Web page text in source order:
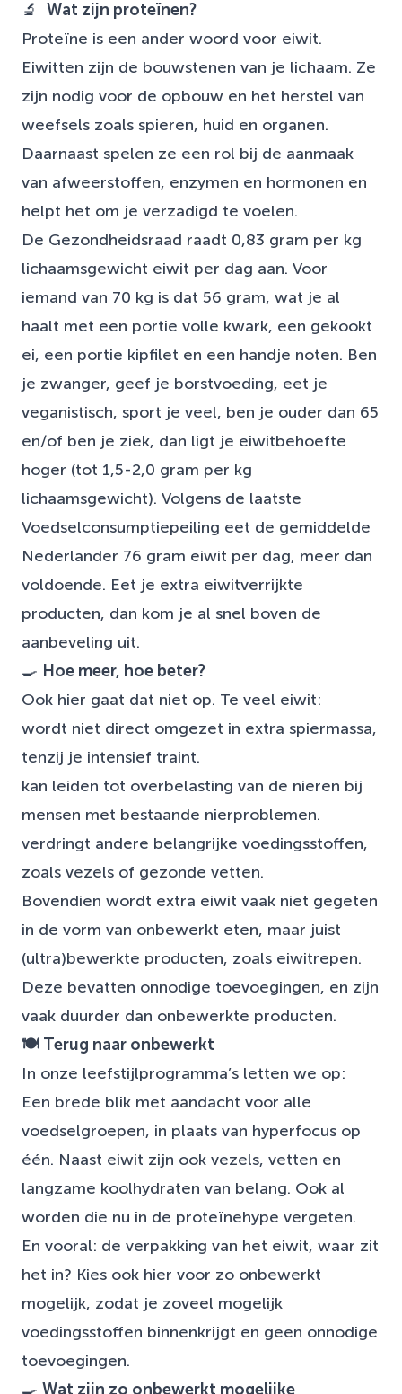
🔬 Wat zijn proteïnen?
Proteïne is een ander woord voor eiwit.
Eiwitten zijn de bouwstenen van je lichaam. Ze
zijn nodig voor de opbouw en het herstel van
weefsels zoals spieren, huid en organen.
Daarnaast spelen ze een rol bij de aanmaak
van afweerstoffen, enzymen en hormonen en
helpt het om je verzadigd te voelen.
De Gezondheidsraad raadt 0,83 gram per kg
lichaamsgewicht eiwit per dag aan. Voor
iemand van 70 kg is dat 56 gram, wat je al
haalt met een portie volle kwark, een gekookt
ei, een portie kipfilet en een handje noten. Ben
je zwanger, geef je borstvoeding, eet je
veganistisch, sport je veel, ben je ouder dan 65
en/of ben je ziek, dan ligt je eiwitbehoefte
hoger (tot 1,5-2,0 gram per kg
lichaamsgewicht). Volgens de laatste
Voedselconsumptiepeiling eet de gemiddelde
Nederlander 76 gram eiwit per dag, meer dan
voldoende. Eet je extra eiwitverrijkte
producten, dan kom je al snel boven de
aanbeveling uit.
🍳 Hoe meer, hoe beter?
Ook hier gaat dat niet op. Te veel eiwit:
wordt niet direct omgezet in extra spiermassa,
tenzij je intensief traint.
kan leiden tot overbelasting van de nieren bij
mensen met bestaande nierproblemen.
verdringt andere belangrijke voedingsstoffen,
zoals vezels of gezonde vetten.
Bovendien wordt extra eiwit vaak niet gegeten
in de vorm van onbewerkt eten, maar juist
(ultra)bewerkte producten, zoals eiwitrepen.
Deze bevatten onnodige toevoegingen, en zijn
vaak duurder dan onbewerkte producten.
🍽️ Terug naar onbewerkt
In onze leefstijlprogramma’s letten we op:
Een brede blik met aandacht voor alle
voedselgroepen, in plaats van hyperfocus op
één. Naast eiwit zijn ook vezels, vetten en
langzame koolhydraten van belang. Ook al
worden die nu in de proteïnehype vergeten.
En vooral: de verpakking van het eiwit, waar zit
het in? Kies ook hier voor zo onbewerkt
mogelijk, zodat je zoveel mogelijk
voedingsstoffen binnenkrijgt en geen onnodige
toevoegingen.
🍳 Wat zijn zo onbewerkt mogelijke